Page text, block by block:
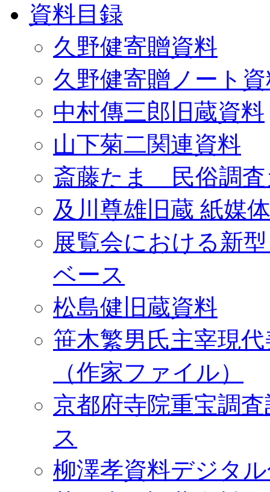
資料目録
久野健寄贈資料
久野健寄贈ノート
中村傳三郎旧蔵資料
山下菊二関連資料
斎藤たま 民俗調査
及川尊雄旧蔵 紙媒
展覧会における新
ベース
松島健旧蔵資料
笹木繁男氏主宰現
（作家ファイル）
京都府寺院重宝調
ス
柳澤孝資料デジタ